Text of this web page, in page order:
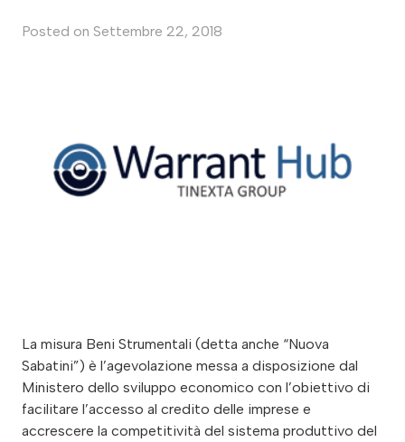
Posted on Settembre 22, 2018
La misura Beni Strumentali (detta anche “Nuova
Sabatini”) è l’agevolazione messa a disposizione dal
Ministero dello sviluppo economico con l’obiettivo di
facilitare l’accesso al credito delle imprese e
accrescere la competitività del sistema produttivo del